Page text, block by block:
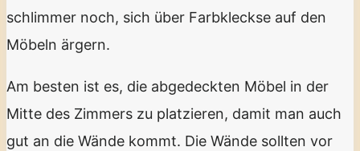
schlimmer noch, sich über Farbkleckse auf den
Möbeln ärgern.
Am besten ist es, die abgedeckten Möbel in der
Mitte des Zimmers zu platzieren, damit man auch
gut an die Wände kommt. Die Wände sollten vor